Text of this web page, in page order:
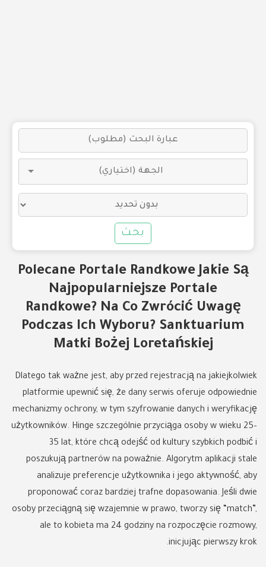
بحث
Polecane Portale Randkowe Jakie Są
Najpopularniejsze Portale
Randkowe? Na Co Zwrócić Uwagę
Podczas Ich Wyboru? Sanktuarium
Matki Bożej Loretańskiej
Dlatego tak ważne jest, aby przed rejestracją na jakiejkolwiek
platformie upewnić się, że dany serwis oferuje odpowiednie
mechanizmy ochrony, w tym szyfrowanie danych i weryfikację
użytkowników. Hinge szczególnie przyciąga osoby w wieku 25–
35 lat, które chcą odejść od kultury szybkich podbić i
poszukują partnerów na poważnie. Algorytm aplikacji stale
analizuje preferencje użytkownika i jego aktywność, aby
proponować coraz bardziej trafne dopasowania. Jeśli dwie
osoby przeciągną się wzajemnie w prawo, tworzy się “match”,
ale to kobieta ma 24 godziny na rozpoczęcie rozmowy,
inicjując pierwszy krok.